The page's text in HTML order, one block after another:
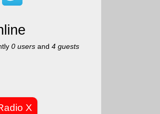
0 usersand 4 guests
X